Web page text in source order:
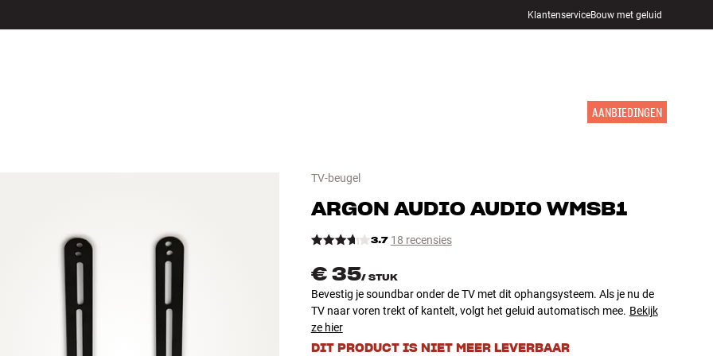
KlantenserviceBouw met geluid
AANBIEDINGEN
TV-beugel
ARGON AUDIO AUDIO WMSB1
3.7 18 recensies
€ 35/ STUK
Bevestig je soundbar onder de TV met dit ophangsysteem. Als je nu de
TV naar voren trekt of kantelt, volgt het geluid automatisch mee. Bekijk
ze hier
DIT PRODUCT IS NIET MEER LEVERBAAR